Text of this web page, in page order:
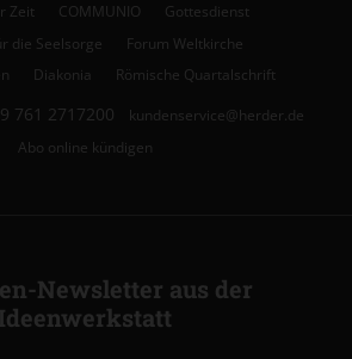
Zeit
COMMUNIO
Gottesdienst
die Seelsorge
Forum Weltkirche
Diakonia Römische Quartalschrift
761 2717200
kundenservice@herder.de
Abo online kündigen
Newsletter aus der
Ideenwerkstatt